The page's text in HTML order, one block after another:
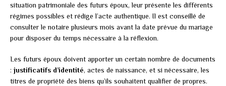
situation patrimoniale des futurs époux, leur présente les différents
régimes possibles et rédige l’acte authentique. Il est conseillé de
consulter le notaire plusieurs mois avant la date prévue du mariage
pour disposer du temps nécessaire à la réflexion.
Les futurs époux doivent apporter un certain nombre de documents
: justificatifs d’identité, actes de naissance, et si nécessaire, les
titres de propriété des biens qu’ils souhaitent qualifier de propres.